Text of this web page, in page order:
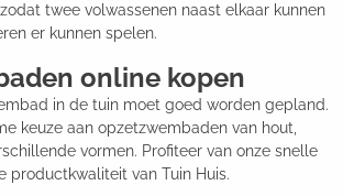
twee volwassenen naast elkaar kunnen
er kunnen spelen.
online kopen
in de tuin moet goed worden gepland.
keuze aan opzetzwembaden van hout,
vormen. Profiteer van onze snelle
productkwaliteit van Tuin Huis.